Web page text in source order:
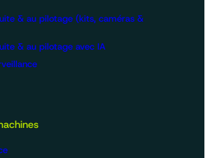
& au pilotage (kits, caméras &
& au pilotage avec IA